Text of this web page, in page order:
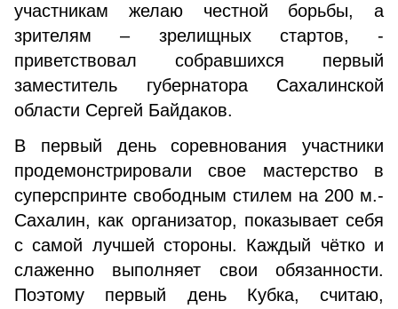
участникам желаю честной борьбы, а
зрителям – зрелищных стартов, -
приветствовал собравшихся первый
заместитель губернатора Сахалинской
области Сергей Байдаков.
В первый день соревнования участники
продемонстрировали свое мастерство в
суперспринте свободным стилем на 200 м.-
Сахалин, как организатор, показывает себя
с самой лучшей стороны. Каждый чётко и
слаженно выполняет свои обязанности.
Поэтому первый день Кубка, считаю,